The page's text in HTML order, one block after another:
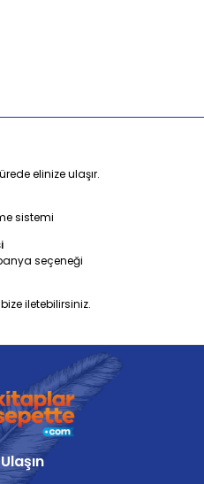
elinize ulaşır.
sistemi
seçeneği
iletebilirsiniz.